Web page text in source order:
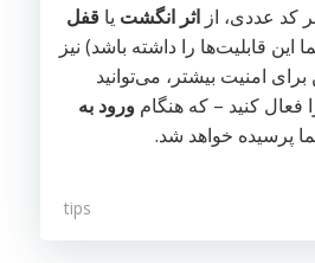
کد عددی، از اثر‌ انگشت یا قفل
این قابلیت‌ها را داشته باشد) نیز
امنیت بیشتر، می‌توانید
فعال کنید – که هنگام ورود به
پرسیده خواهد شد.
tips